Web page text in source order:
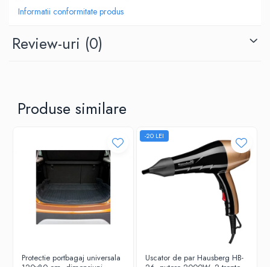
Informatii conformitate produs
Review-uri (0)
Produse similare
Protectie portbagaj universala
-20 LEI
Uscator de par Hausberg HB-